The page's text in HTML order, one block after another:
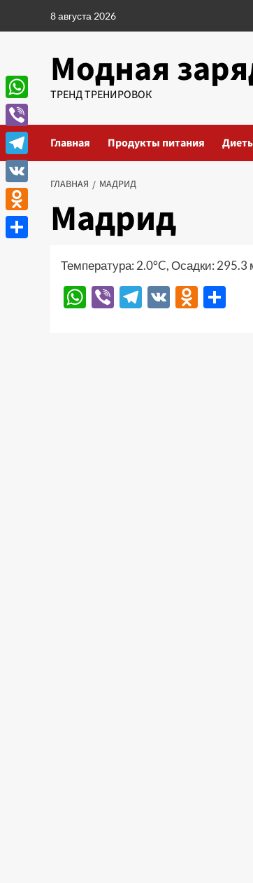
8 августа 2026
Модная
ТРЕНД ТРЕНИРОВОК
Главная Продукты питания
ГЛАВНАЯ МАДРИД
Мадрид
Температура: 2.0°C, Осадки:
WhatsApp
ViberTelegram
VK
WhatsApp
Viber
Telegram
VK
Odnoklassniki